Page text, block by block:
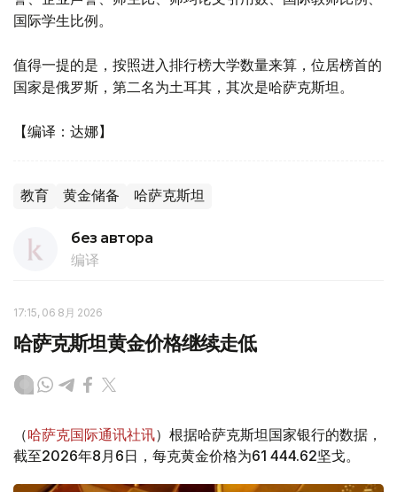
国际学生比例。
值得一提的是，按照进入排行榜大学数量来算，位居榜首的
国家是俄罗斯，第二名为土耳其，其次是哈萨克斯坦。
【编译：达娜】
教育 黄金储备 哈萨克斯坦
без автора
编译
17:15, 06 8月 2026
哈萨克斯坦黄金价格继续走低
（哈萨克国际通讯社讯）根据哈萨克斯坦国家银行的数据，
截至2026年8月6日，每克黄金价格为61 444.62坚戈。